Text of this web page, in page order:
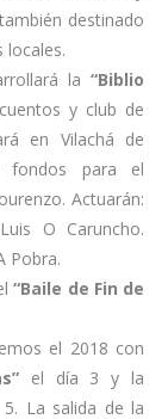
destinado
locales.
la “Biblio
y club de
en Vilachá de
para el
Actuarán:
O Caruncho.
Pobra.
“Baile de Fin de
el 2018 con
el día 3 y la
5. La salida de la